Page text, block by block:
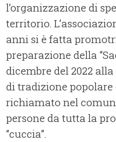
l’organizzazione di
territorio.
anni si è fatta
preparazione della
dicembre del 2022
di tradizione
richiamato nel
persone da tutta la
“cuccia”.